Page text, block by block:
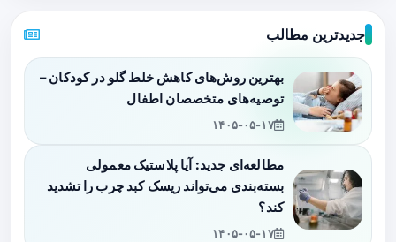
جدیدترین مطالب
بهترین روش‌های کاهش خلط گلو در کودکان –
توصیه‌های متخصصان اطفال
۱۴۰۵-۰۵-۱۷
مطالعه‌ای جدید: آیا پلاستیک معمولی
بسته‌بندی می‌تواند ریسک کبد چرب را تشدید
کند؟
۱۴۰۵-۰۵-۱۷